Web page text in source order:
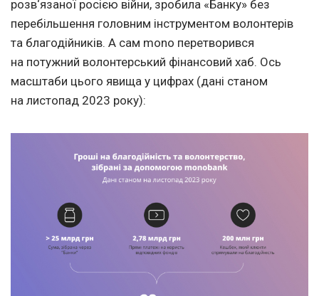
розв‘язаної росією війни, зробила «Банку» без
перебільшення головним інструментом волонтерів
та благодійників. А сам mono перетворився
на потужний волонтерський фінансовий хаб. Ось
масштаби цього явища у цифрах (дані станом
на листопад 2023 року):